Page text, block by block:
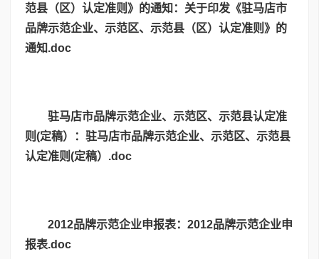
范县（区）认定准则》的通知： 关于印发《驻马店市
品牌示范企业、示范区、示范县（区）认定准则》的
通知.doc
驻马店市品牌示范企业、示范区、示范县认定准
则(定稿）： 驻马店市品牌示范企业、示范区、示范县
认定准则(定稿）.doc
2012品牌示范企业申报表： 2012品牌示范企业申
报表.doc